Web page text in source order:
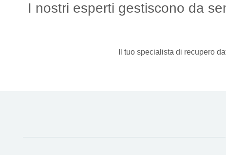
I nostri esperti gestiscono da
Il tuo specialista di recupero